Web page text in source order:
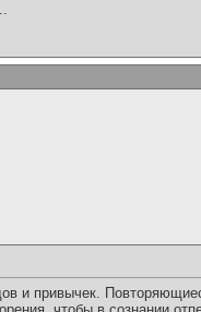
и привычек.